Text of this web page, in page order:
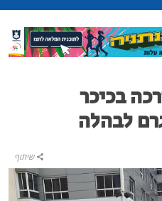
בכיכר
לבהלה
שיתוף